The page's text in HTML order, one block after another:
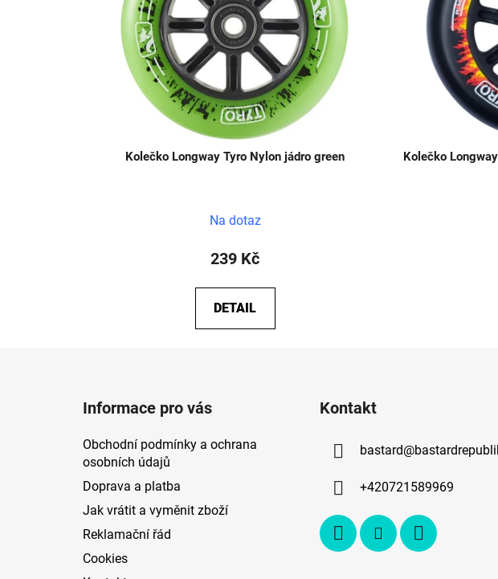
Kolečko Longway Tyro Nylon jádro green
Na dotaz
239 Kč
DETAIL
Kolečko
Informace pro vás
Obchodní podmínky a ochrana
osobních údajů
Doprava a platba
Jak vrátit a vyměnit zboží
Reklamační řád
Cookies
Kontakt
bastard@
+420721589969